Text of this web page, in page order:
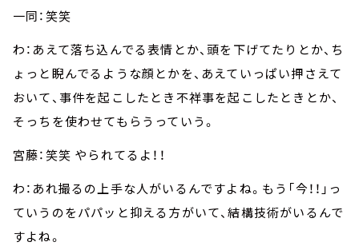
一同：笑笑
わ：あえて落ち込んでる表情とか、頭を下げてたりとか、ち
ょっと睨んでるような顔とかを、あえていっぱい押さえて
おいて、事件を起こしたとき不祥事を起こしたときとか、
そっちを使わせてもらうっていう。
宮藤：笑笑 やられてるよ！！
わ：あれ撮るの上手な人がいるんですよね。もう「今！！」っ
ていうのをパパッと抑える方がいて、結構技術がいるんで
すよね。